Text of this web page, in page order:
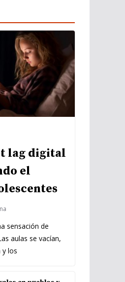
lag digital
el
sensación de
aulas se vacían,
y los